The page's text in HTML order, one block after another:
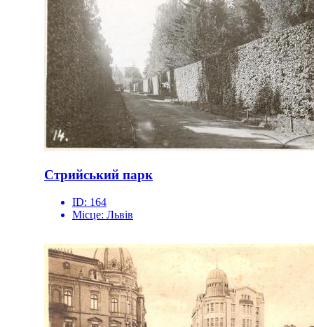
Стрийський парк
ID: 164
Місце: Львів